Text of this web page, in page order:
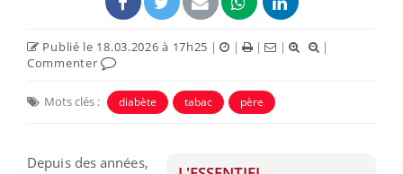
Publié le 18.03.2026 à 17h25 | | | |
|
Commenter
Mots clés : diabète tabac père
Depuis des années,